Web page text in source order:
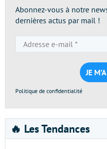
Abonnez-vous à notre
dernières actus par mail !
Politique de confidentialité
🔥 Les Tendances